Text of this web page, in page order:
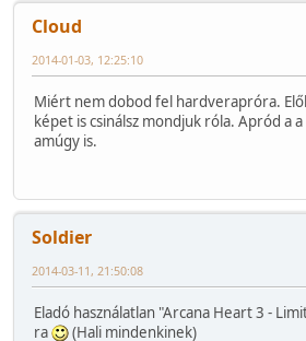
Cloud
2014-01-03, 12:25:10
Miért nem dobod fel hardverapróra.
képet is csinálsz mondjuk róla. Apród a
amúgy is.
Soldier
2014-03-11, 21:50:08
Eladó használatlan "Arcana Heart 3 -
ra
(Hali mindenkinek)